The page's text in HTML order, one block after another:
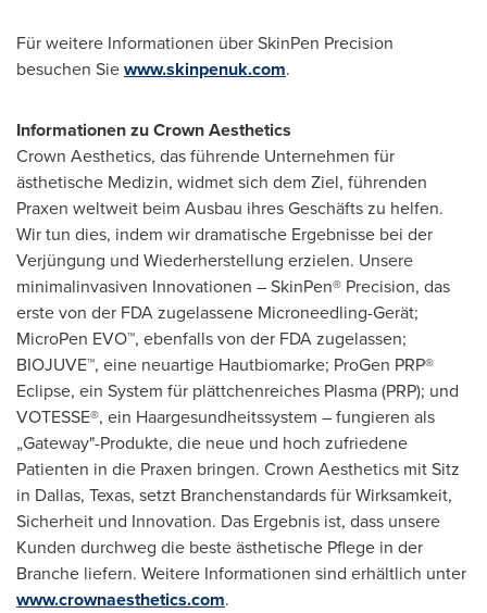
Für weitere Informationen über SkinPen Precision
besuchen Siewww.skinpenuk.com.
Informationen zu Crown Aesthetics
Crown Aesthetics, das führende Unternehmen für
ästhetische Medizin, widmet sich dem Ziel, führenden
Praxen weltweit beim Ausbau ihres Geschäfts zu helfen.
Wir tun dies, indem wir dramatische Ergebnisse bei der
Verjüngung und Wiederherstellung erzielen. Unsere
minimalinvasiven Innovationen – SkinPen® Precision, das
erste von der FDA zugelassene Microneedling-Gerät;
MicroPen EVO™, ebenfalls von der FDA zugelassen;
BIOJUVE™, eine neuartige Hautbiomarke; ProGen PRP®
Eclipse, ein System für plättchenreiches Plasma (PRP); und
VOTESSE®, ein Haargesundheitssystem – fungieren als
„Gateway"-Produkte, die neue und hoch zufriedene
Patienten in die Praxen bringen. Crown Aesthetics mit Sitz
in Dallas, Texas, setzt Branchenstandards für Wirksamkeit,
Sicherheit und Innovation. Das Ergebnis ist, dass unsere
Kunden durchweg die beste ästhetische Pflege in der
Branche liefern. Weitere Informationen sind erhältlich unter
www.crownaesthetics.com.